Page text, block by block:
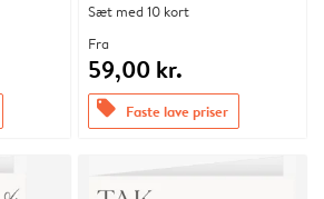
Sæt med 10 kort
Fra
59,00 kr.
offers Faste lave priser